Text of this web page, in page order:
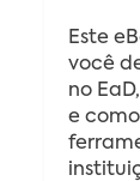
Este
você
no
e